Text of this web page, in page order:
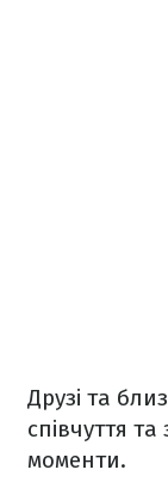
Друзі та
співчуття та
моменти.